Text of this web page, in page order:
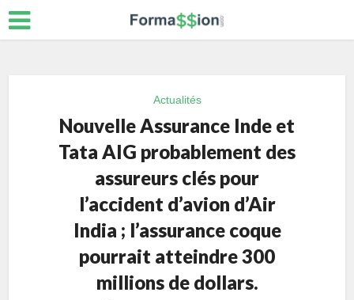
Actualités
Nouvelle Assurance Inde et
Tata AIG probablement des
assureurs clés pour
l’accident d’avion d’Air
India ; l’assurance coque
pourrait atteindre 300
millions de dollars.